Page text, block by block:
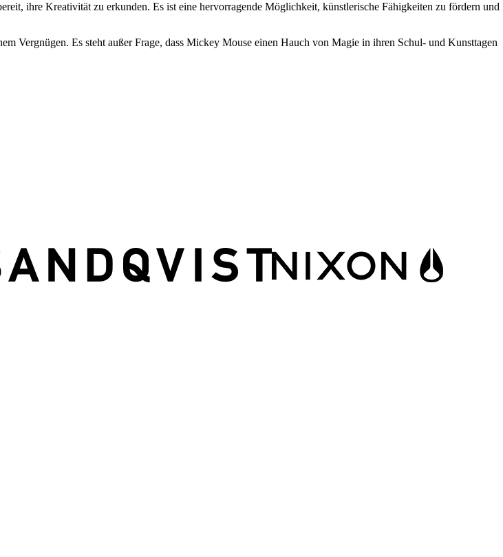
ihre Kreativität zu erkunden. Es ist eine hervorragende Möglichkeit, künstlerische Fähigkeiten zu fördern und
Vergnügen. Es steht außer Frage, dass Mickey Mouse einen Hauch von Magie in ihren Schul- und Kunsttagen